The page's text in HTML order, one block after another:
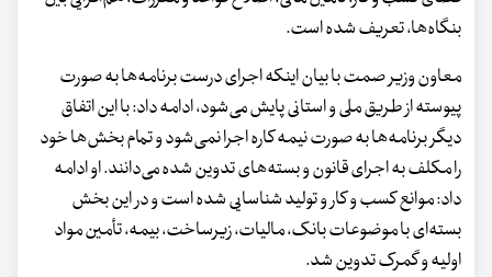
بنگاه‌ها، تعریف شده است.
معاون وزیر صمت با بیان اینکه اجرای درست برنامه‌ها به صورت
پیوسته از طریق ملی و استانی پایش می‌شود، ادامه داد: با این اتفاق
دیگر برنامه‌ها به صورت نیمه کاره اجرا نمی‌شود و تمام بخش‌ها خود
را مکلف به اجرای قانون و بسته‌های تدوین شده می‌دانند. او ادامه
داد: موانع کسب و کار و تولید شناسایی شده است و در این بخش
بسته‌ای با موضوعات بانک، مالیات، زیرساخت، بیمه، تأمین مواد
اولیه و گمرک تدوین شد.